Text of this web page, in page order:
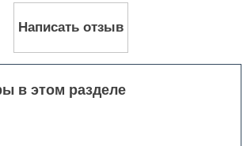
Написать отзыв
в этом разделе